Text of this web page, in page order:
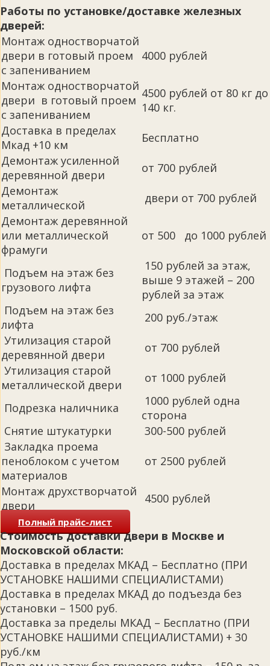
Работы по установке/доставке железных
дверей:
Монтаж одностворчатой
двери в готовый проем
с запениванием
4000 рублей
Монтаж одностворчатой
двери в готовый проем
с запениванием
4500 рублей от 80 кг до
140 кг.
Доставка в пределах
Мкад +10 км
Бесплатно
Демонтаж усиленной
деревянной двери
от 700 рублей
Демонтаж
металлической
двери от 700 рублей
Демонтаж деревянной
или металлической
фрамуги
от 500 до 1000 рублей
Подъем на этаж без
грузового лифта
150 рублей за этаж,
выше 9 этажей – 200
рублей за этаж
Подъем на этаж без
лифта
200 руб./этаж
Утилизация старой
деревянной двери
от 700 рублей
Утилизация старой
металлической двери
от 1000 рублей
Подрезка наличника
1000 рублей одна
сторона
Снятие штукатурки
300-500 рублей
Закладка проема
пеноблоком с учетом
материалов
от 2500 рублей
Монтаж друхстворчатой
двери
4500 рублей
Полный прайс-лист
Стоимость доставки двери в Москве и
Московской области:
Доставка в пределах МКАД – Бесплатно (ПРИ
УСТАНОВКЕ НАШИМИ СПЕЦИАЛИСТАМИ)
Доставка в пределах МКАД до подъезда без
установки – 1500 руб.
Доставка за пределы МКАД – Бесплатно (ПРИ
УСТАНОВКЕ НАШИМИ СПЕЦИАЛИСТАМИ) + 30
руб./км